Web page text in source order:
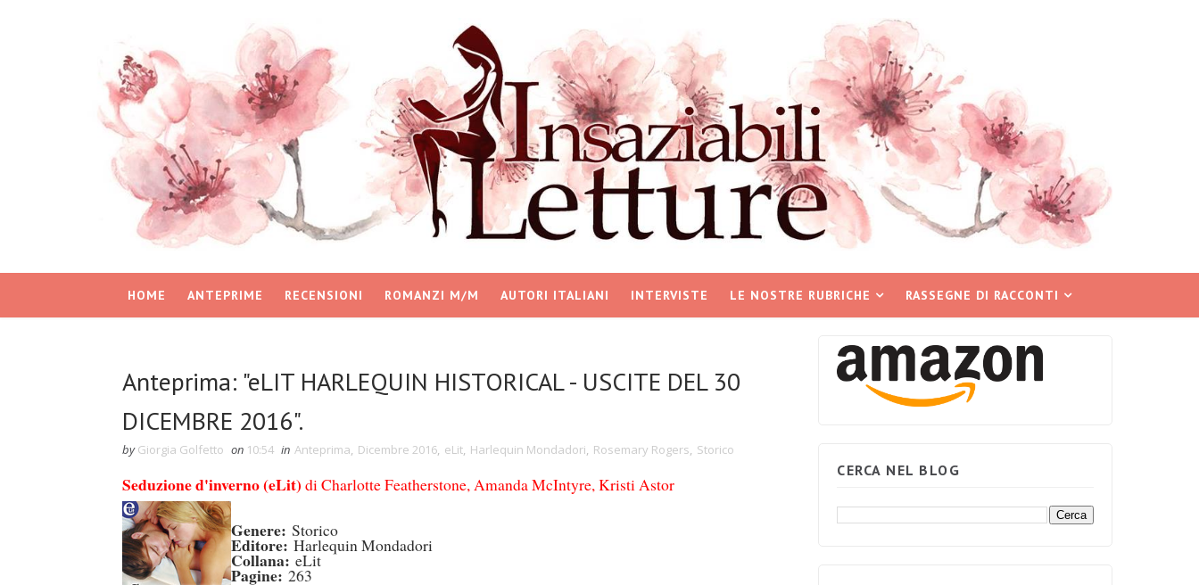
HOME ANTEPRIME RECENSIONI ROMANZI M/M AUTORI ITALIANI INTERVISTE LE NOSTRE RUBRICHE RASSEGNE DI RACCONTI
Anteprima: "eLIT HARLEQUIN HISTORICAL - USCITE DEL 30
DICEMBRE 2016".
by Giorgia Golfetto on 10:54 in Anteprima, Dicembre 2016, eLit, Harlequin Mondadori, Rosemary Rogers, Storico
Seduzione d'inverno (eLit) di Charlotte Featherstone, Amanda McIntyre, Kristi Astor
Genere: Storico
Editore: Harlequin Mondadori
Collana: eLit
Pagine: 263
CERCA NEL BLOG